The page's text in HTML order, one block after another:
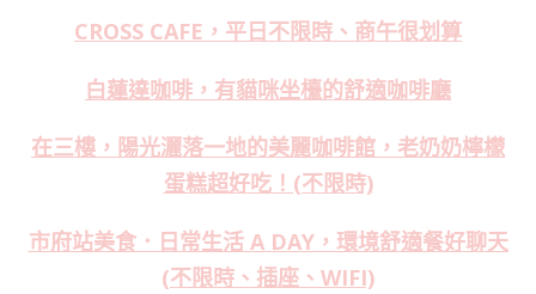
CROSS CAFE，平日不限時、商午很划算
白蓮達咖啡，有貓咪坐檯的舒適咖啡廳
在三樓，陽光灑落一地的美麗咖啡館，老奶奶檸檬
蛋糕超好吃！(不限時)
市府站美食．日常生活 A DAY，環境舒適餐好聊天
(不限時、插座、WIFI)